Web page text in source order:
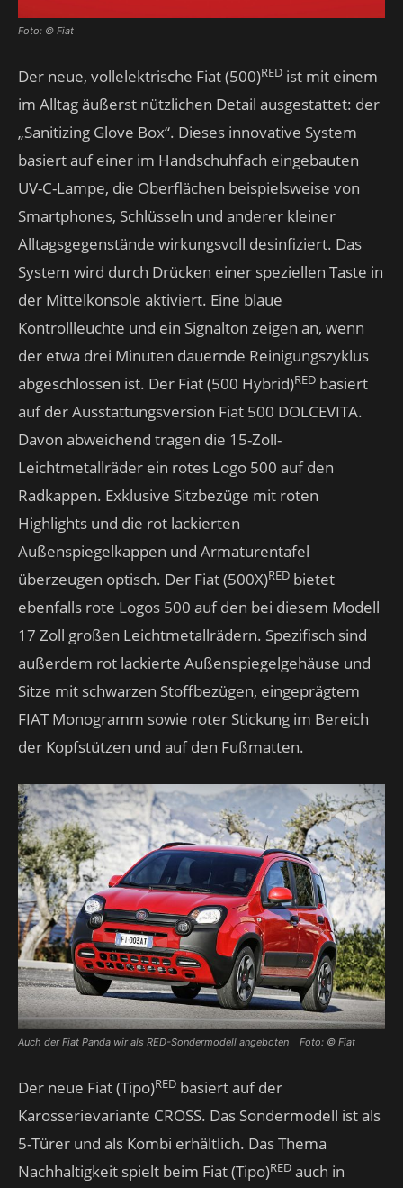
Foto: © Fiat
Der neue, vollelektrische Fiat (500)RED ist mit einem
im Alltag äußerst nützlichen Detail ausgestattet: der
„Sanitizing Glove Box“. Dieses innovative System
basiert auf einer im Handschuhfach eingebauten
UV-C-Lampe, die Oberflächen beispielsweise von
Smartphones, Schlüsseln und anderer kleiner
Alltagsgegenstände wirkungsvoll desinfiziert. Das
System wird durch Drücken einer speziellen Taste in
der Mittelkonsole aktiviert. Eine blaue
Kontrollleuchte und ein Signalton zeigen an, wenn
der etwa drei Minuten dauernde Reinigungszyklus
abgeschlossen ist. Der Fiat (500 Hybrid)RED basiert
auf der Ausstattungsversion Fiat 500 DOLCEVITA.
Davon abweichend tragen die 15-Zoll-
Leichtmetallräder ein rotes Logo 500 auf den
Radkappen. Exklusive Sitzbezüge mit roten
Highlights und die rot lackierten
Außenspiegelkappen und Armaturentafel
überzeugen optisch. Der Fiat (500X)RED bietet
ebenfalls rote Logos 500 auf den bei diesem Modell
17 Zoll großen Leichtmetallrädern. Spezifisch sind
außerdem rot lackierte Außenspiegelgehäuse und
Sitze mit schwarzen Stoffbezügen, eingeprägtem
FIAT Monogramm sowie roter Stickung im Bereich
der Kopfstützen und auf den Fußmatten.
Auch der Fiat Panda wir als RED-Sondermodell angeboten Foto: © Fiat
Der neue Fiat (Tipo)RED basiert auf der
Karosserievariante CROSS. Das Sondermodell ist als
5-Türer und als Kombi erhältlich. Das Thema
Nachhaltigkeit spielt beim Fiat (Tipo)RED auch in